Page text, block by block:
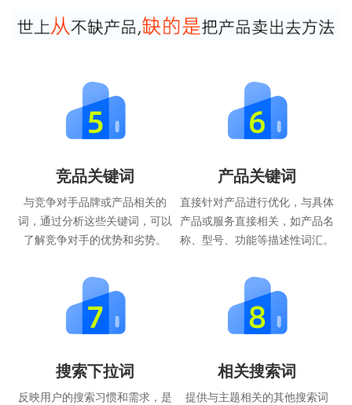
竞品关键词
与竞争对手品牌或产品相关的
词，通过分析这些关键词，可以
了解竞争对手的优势和劣势。
产品关键词
直接针对产品进行优化，与具体
产品或服务直接相关，如产品名
称、型号、功能等描述性词汇。
搜索下拉词
反映用户的搜索习惯和需求，是
相关搜索词
提供与主题相关的其他搜索词